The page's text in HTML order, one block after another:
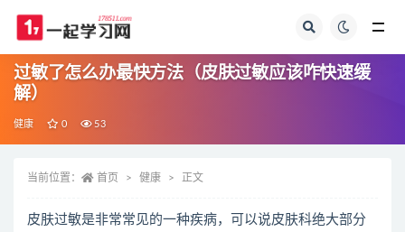
过敏了怎么办最快方法（皮肤过敏应该咋快速缓
解）
健康 0 53
当前位置： 首页 健康 正文
皮肤过敏是非常常见的一种疾病，可以说皮肤科绝大部分